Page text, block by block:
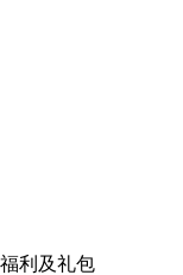
福利 及礼包